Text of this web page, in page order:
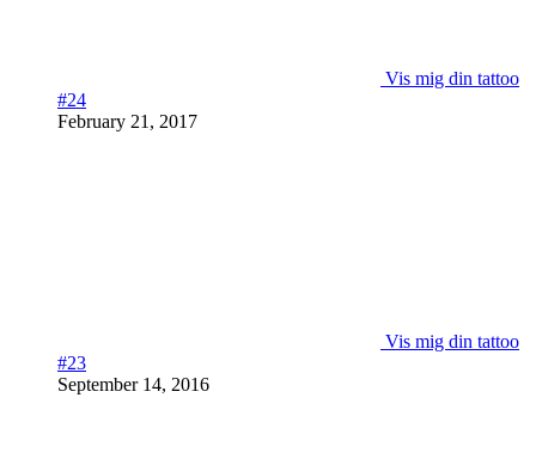
Vis mig din tattoo
#24
February 21, 2017
Vis mig din tattoo
#23
September 14, 2016